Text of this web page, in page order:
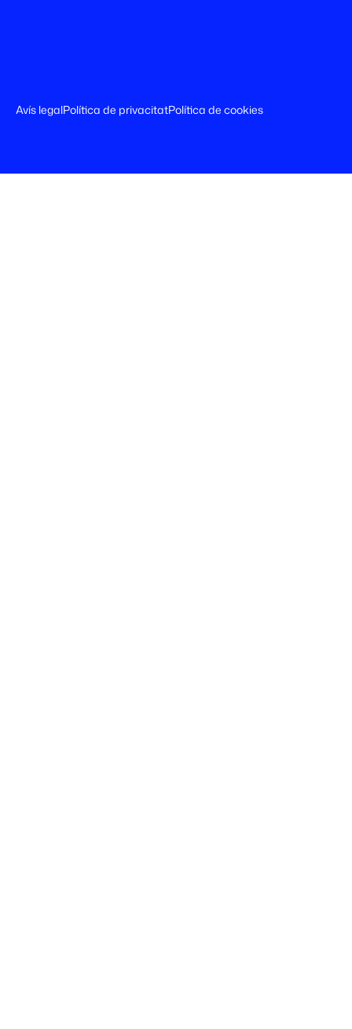
Avís legalPolítica de privacitatPolítica de cookies